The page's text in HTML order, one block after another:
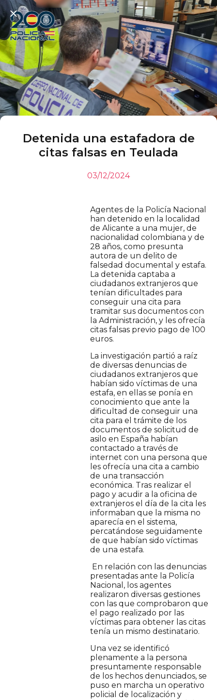
Detenida una estafadora de
citas falsas en Teulada
03/12/2024
Agentes de la Policía Nacional
han detenido en la localidad
de Alicante a una mujer, de
nacionalidad colombiana y de
28 años, como presunta
autora de un delito de
falsedad documental y estafa.
La detenida captaba a
ciudadanos extranjeros que
tenían dificultades para
conseguir una cita para
tramitar sus documentos con
la Administración, y les ofrecía
citas falsas previo pago de 100
euros.
La investigación partió a raíz
de diversas denuncias de
ciudadanos extranjeros que
habían sido víctimas de una
estafa, en ellas se ponía en
conocimiento que ante la
dificultad de conseguir una
cita para el trámite de los
documentos de solicitud de
asilo en España habían
contactado a través de
internet con una persona que
les ofrecía una cita a cambio
de una transacción
económica. Tras realizar el
pago y acudir a la oficina de
extranjeros el día de la cita les
informaban que la misma no
aparecía en el sistema,
percatándose seguidamente
de que habían sido víctimas
de una estafa.
En relación con las denuncias
presentadas ante la Policía
Nacional, los agentes
realizaron diversas gestiones
con las que comprobaron que
el pago realizado por las
víctimas para obtener las citas
tenía un mismo destinatario.
Una vez se identificó
plenamente a la persona
presuntamente responsable
de los hechos denunciados, se
puso en marcha un operativo
policial de localización y